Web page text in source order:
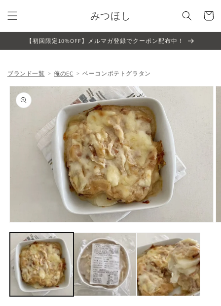
ンツに
進む
みつほし
ー
【初回限定10%OFF】メルマガ登録でクーポン配布中！
ブランド一覧 俺のEC ベーコンポテトグラタン
商品情
報にス
キップ
ー
ル
で
メ
ア